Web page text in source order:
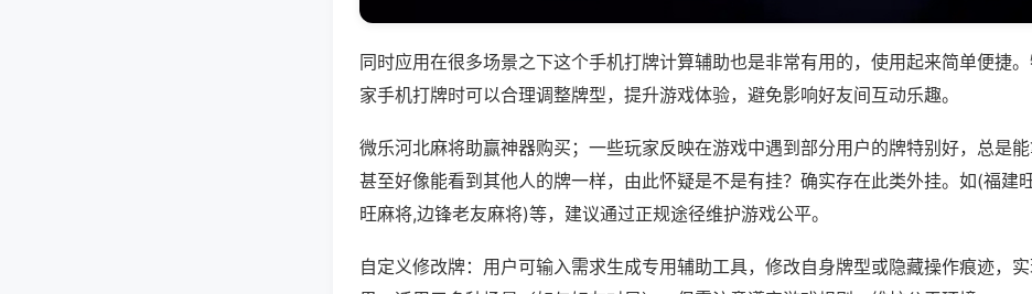
同时应用在很多场景之下这个手机打牌计算辅助也是非常有用的，使用起来简单便捷
家手机打牌时可以合理调整牌型，提升游戏体验，避免影响好友间互动乐趣。
微乐河北麻将助赢神器购买；一些玩家反映在游戏中遇到部分用户的牌特别好，总是能
甚至好像能看到其他人的牌一样，由此怀疑是不是有挂？确实存在此类外挂。如(福建
旺麻将,边锋老友麻将)等，建议通过正规途径维护游戏公平。
自定义修改牌：用户可输入需求生成专用辅助工具，修改自身牌型或隐藏操作痕迹，实